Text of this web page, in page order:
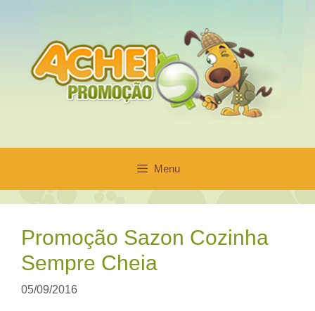
conteúdo
Menu
Promoção Sazon Cozinha
Sempre Cheia
05/09/2016